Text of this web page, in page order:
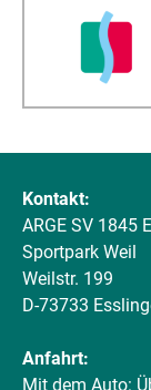
Kontakt:
ARGE SV 1845
Sportpark Weil
Weilstr. 199
D-73733
Anfahrt:
Mit dem Auto: